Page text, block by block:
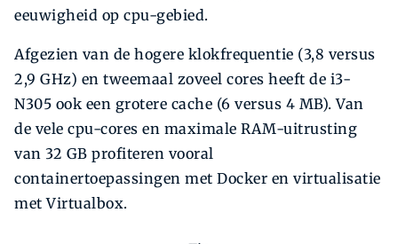
eeuwigheid op cpu-gebied.
Afgezien van de hogere klokfrequentie (3,8 versus
2,9 GHz) en tweemaal zoveel cores heeft de i3-
N305 ook een grotere cache (6 versus 4 MB). Van
de vele cpu-cores en maximale RAM-uitrusting
van 32 GB profiteren vooral
containertoepassingen met Docker en virtualisatie
met Virtualbox.